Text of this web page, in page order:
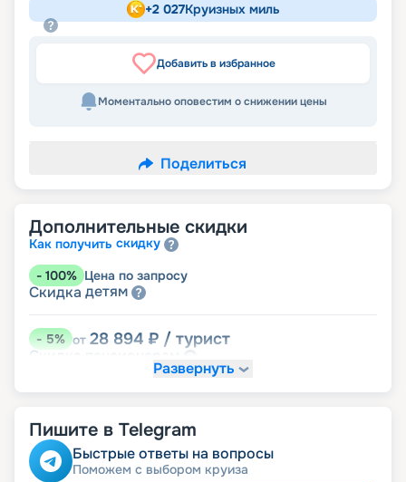
+2 027Круизных миль
Добавить в избранное
Моментально оповестим о снижении цены
Поделиться
Дополнительные скидки
Как получить скидку
- 100% Цена по запросу
Скидка детям
-5% от 28 894 ₽ / турист
Скидка
Развернуть
Пишите в Telegram
Быстрые ответы на вопросы
Поможем с выбором круиза